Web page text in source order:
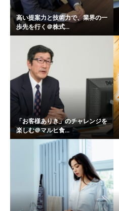
高い提案力と技術力で、業界の一
歩先を行く＠株式...
「お客様ありき」のチャレンジを
楽しむ＠マルヒ食...